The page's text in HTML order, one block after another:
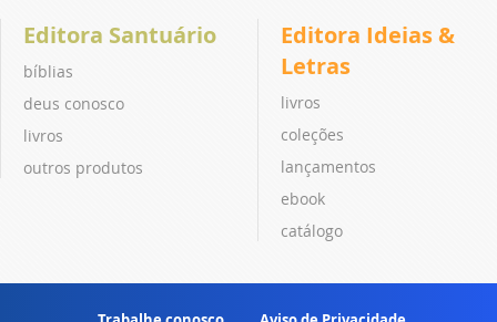
Editora Santuário
bíblias
deus conosco
livros
outros produtos
Editora Ideias &
Letras
livros
coleções
lançamentos
ebook
catálogo